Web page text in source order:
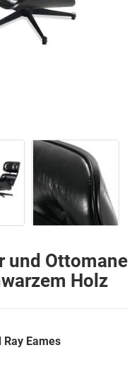
und Ottomane
Holz
Ray Eames